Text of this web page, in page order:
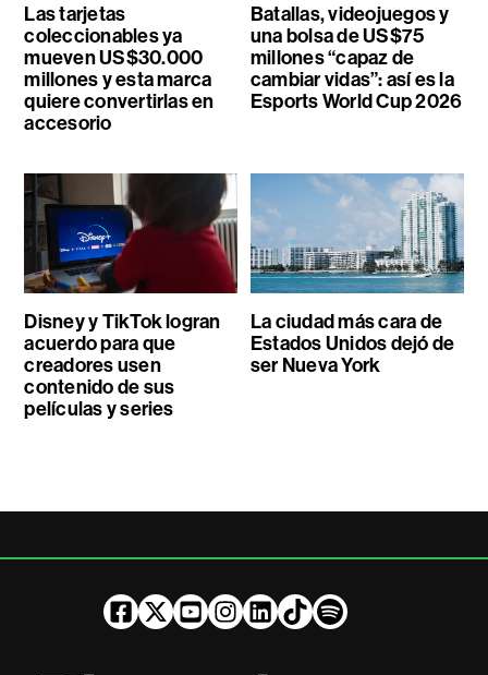
Las tarjetas
coleccionables ya
mueven US$30.000
millones y esta marca
quiere convertirlas en
accesorio
Batallas, videojuegos y
una bolsa de US$75
millones “capaz de
cambiar vidas”: así es la
Esports World Cup 2026
Disney y TikTok logran
acuerdo para que
creadores usen
contenido de sus
películas y series
La ciudad más cara de
Estados Unidos dejó de
ser Nueva York